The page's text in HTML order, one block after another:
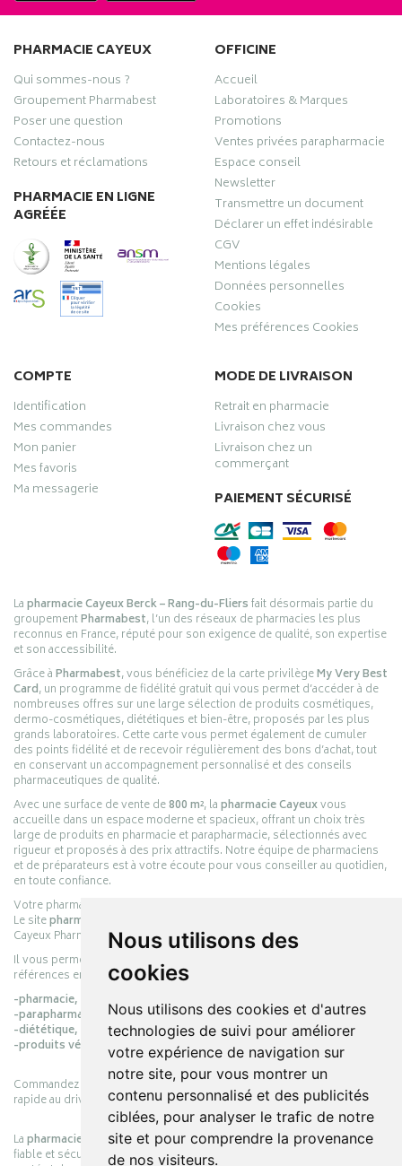
Nous utilisons des
cookies
Nous utilisons des cookies et d'autres
technologies de suivi pour améliorer
votre expérience de navigation sur
notre site, pour vous montrer un
contenu personnalisé et des publicités
ciblées, pour analyser le trafic de notre
site et pour comprendre la provenance
de nos visiteurs.
PHARMACIE CAYEUX
Qui sommes-nous ?
Groupement Pharmabest
Poser une question
Contactez-nous
Retours et réclamations
PHARMACIE EN LIGNE
AGRÉÉE
OFFICINE
Accueil
Laboratoires & Marques
Promotions
Ventes privées parapharmacie
Espace conseil
Newsletter
Transmettre un document
Déclarer un effet indésirable
CGV
Mentions légales
Données personnelles
Cookies
Mes préférences Cookies
COMPTE
Identification
Mes commandes
Mon panier
Mes favoris
Ma messagerie
MODE DE LIVRAISON
Retrait en pharmacie
Livraison chez vous
Livraison chez un
commerçant
PAIEMENT SÉCURISÉ
Lapharmacie Cayeux Berck – Rang-du-Fliersfait désormais partie du
groupementPharmabest, l’un des réseaux de pharmacies les plus
reconnus en France, réputé pour son exigence de qualité, son expertise
et son accessibilité.
Grâce àPharmabest, vous bénéficiez de la carte privilègeMy Very Best
Card, un programme de fidélité gratuit qui vous permet d’accéder à de
nombreuses offres sur une large sélection de produits cosmétiques,
dermo-cosmétiques, diététiques et bien-être, proposés par les plus
grands laboratoires. Cette carte vous permet également de cumuler
des points fidélité et de recevoir régulièrement des bons d’achat, tout
en conservant un accompagnement personnalisé et des conseils
pharmaceutiques de qualité.
Avec une surface de vente de800 m², lapharmacie Cayeuxvous
accueille dans un espace moderne et spacieux, offrant un choix très
large de produits en pharmacie et parapharmacie, sélectionnés avec
rigueur et proposés à des prix attractifs. Notre équipe de pharmaciens
et de préparateurs est à votre écoute pour vous conseiller au quotidien,
en toute confiance.
Votre pharmacie en ligne :
Le sitepharmacie-cayeux.fr
Cayeux Pharmabest Berck-sur-Mer – Rang-du-Fliers.
Il vous permet de réaliser vos achats en ligne parmi des milliers de
références en :
-pharmacie,
-parapharmacie,
-diététique,
-produits vétérinaires.
Commandez simplement vos produits en ligne et choisissez le retrait
rapide au drive ou la livraison à domicile, en toute simplicité.
Lapharmacie Cayeuxs’engage à vous offrir une expérience pratique,
fiable et sécurisée, en officine comme en ligne, au service de votre